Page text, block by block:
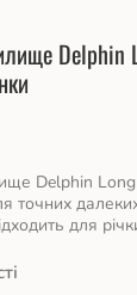
Delphin
Delphin
точних
для